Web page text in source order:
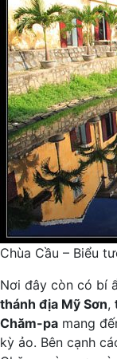
Chùa Cầu – Biểu
Nơi đây còn có bí
thánh địa Mỹ Sơn,
Chăm-pa mang
kỳ ảo. Bên cạnh